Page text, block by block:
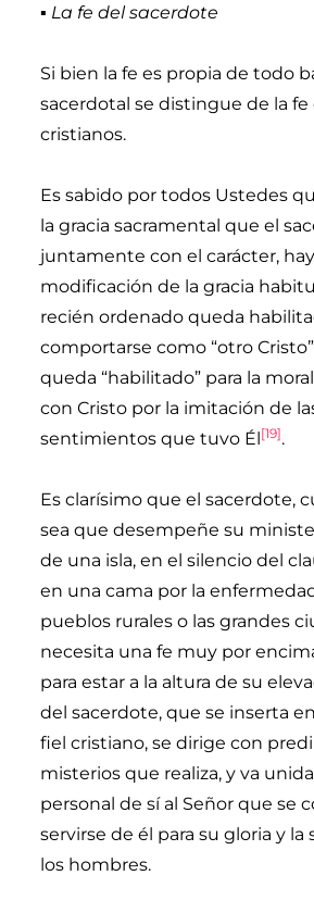
▪ La fe del sacerdote
Si bien la fe es propia de todo
sacerdotal se distingue de la
cristianos.
Es sabido por todos Ustedes
la gracia sacramental que el
juntamente con el carácter,
modificación de la gracia
recién ordenado queda
comportarse como “otro
queda “habilitado” para la
con Cristo por la imitación de
sentimientos que tuvo Él[19].
Es clarísimo que el sacerdote,
sea que desempeñe su
de una isla, en el silencio del
en una cama por la
pueblos rurales o las grandes
necesita una fe muy por
para estar a la altura de su
del sacerdote, que se inserta
fiel cristiano, se dirige con
misterios que realiza, y va
personal de sí al Señor que se
servirse de él para su gloria y
los hombres.